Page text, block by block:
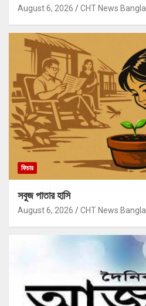
August 6, 2026 CHT News Bangla
ফিচার
সবুজ পাতার হাসি
August 6, 2026 CHT News Bangla